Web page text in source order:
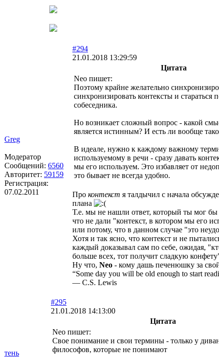
Greg
Модератор
Сообщений: 6560
Авторитет: 59159
Регистрация:
07.02.2011
#294
21.01.2018 13:29:59
Цитата
Neo пишет:
Поэтому крайне желательно
синхронизировать контексты и стараться
собеседника.
Но возникает сложный вопрос - какой
является истинным? И есть ли вообще
В идеале, нужно к каждому важному
используемому в речи - сразу давать
мы его используем. Это избавляет от
это бывает не всегда удобно.
Про контекст я талдычил с начала
плана
Т.е. мы не нашли ответ, который ты мог
что не дали "контекст, в котором мы его
или потому, что в данном случае "это
Хотя и так ясно, что контекст и не
каждый доказывал сам по себе, ожидая,
больше всех, тот получит сладкую
Ну что, Neo - кому дашь печенюшку за
“Some day you will be old enough to start
― C.S. Lewis
тень
#295
21.01.2018 14:13:00
Цитата
Neo пишет:
Свое понимание и свои термины - только у
философов, которые не понимают